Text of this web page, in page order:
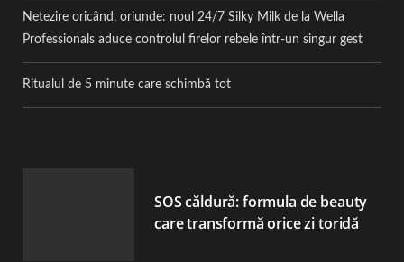
Netezire oricând, oriunde: noul 24/7 Silky Milk de la Wella
Professionals aduce controlul firelor rebele într-un singur gest
Ritualul de 5 minute care schimbă tot
SOS căldură: formula de beauty
care transformă orice zi toridă